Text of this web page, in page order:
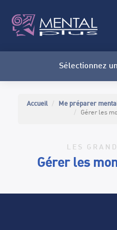
Sélectionnez
Savoir
LES
Toujours
LES
Gérer les
Accueil Me préparer
Gérer les
LES
Gérer les